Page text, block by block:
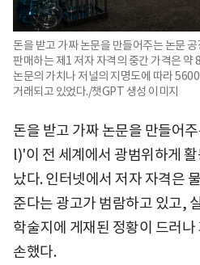
돈을 받고 가짜 논문을 만들어주는 논문
판매하는 제1 저자 자격의 중간 가격은
논문의 가치나 저널의 지명도에 따라
거래되고 있었다./챗GPT 생성 이미지
돈을 받고 가짜 논문을 만들어
l)'이 전 세계에서 광범위하게
났다. 인터넷에서 저자 자격은
준다는 광고가 범람하고 있고,
학술지에 게재된 정황이 드러나
손했다.